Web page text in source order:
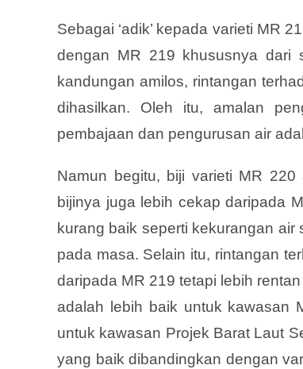
Sebagai ‘adik’ kepada varieti MR
dengan MR 219 khususnya dari
kandungan amilos, rintangan
dihasilkan. Oleh itu, amalan
pembajaan dan pengurusan air
Namun begitu, biji varieti MR
bijinya juga lebih cekap daripada
kurang baik seperti kekurangan
pada masa. Selain itu, rintangan
daripada MR 219 tetapi lebih
adalah lebih baik untuk kawasan
untuk kawasan Projek Barat Laut
yang baik dibandingkan dengan